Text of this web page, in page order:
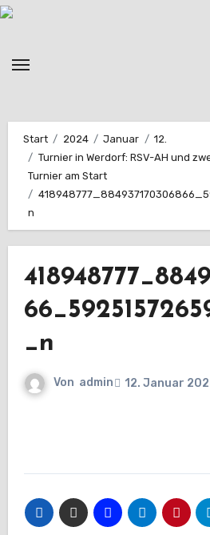
Zum
Start 2024 Januar
12.
Turnier in Werdorf: RSV-AH und
Turnier am Start
n
_n
Von admin 12. Januar